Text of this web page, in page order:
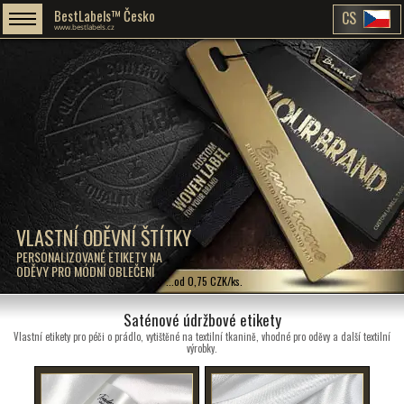
VLASTNÍ ODĚVNÍ ŠTÍTKY
PERSONALIZOVANÉ ETIKETY NA
ODĚVY PRO MÓDNÍ OBLEČENÍ
BestLabels™ Česko
www.bestlabels.cz CS
...od 0,75 CZK/ks.
Saténové údržbové etikety
Vlastní etikety pro péči o prádlo, vytištěné na textilní tkanině, vhodné pro oděvy a další textilní
výrobky.